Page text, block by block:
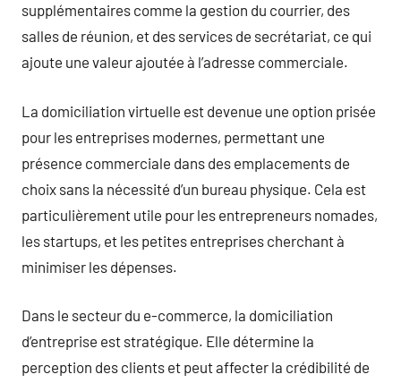
supplémentaires comme la gestion du courrier, des
salles de réunion, et des services de secrétariat, ce qui
ajoute une valeur ajoutée à l’adresse commerciale.
La domiciliation virtuelle est devenue une option prisée
pour les entreprises modernes, permettant une
présence commerciale dans des emplacements de
choix sans la nécessité d’un bureau physique. Cela est
particulièrement utile pour les entrepreneurs nomades,
les startups, et les petites entreprises cherchant à
minimiser les dépenses.
Dans le secteur du e-commerce, la domiciliation
d’entreprise est stratégique. Elle détermine la
perception des clients et peut affecter la crédibilité de